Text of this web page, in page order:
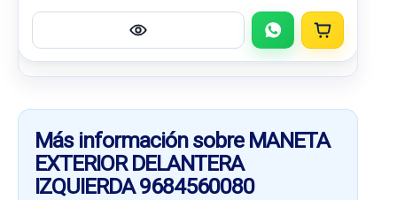
Más información sobre MANETA
EXTERIOR DELANTERA
IZQUIERDA 9684560080